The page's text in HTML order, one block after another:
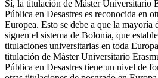
Sí, la titulación de Máster Universitario
Pública en Desastres es reconocida en
Europea. Esto se debe a que la mayoría
siguen el sistema de Bolonia, que
titulaciones universitarias en toda
titulación de Máster Universitario
Pública en Desastres tiene un nivel de